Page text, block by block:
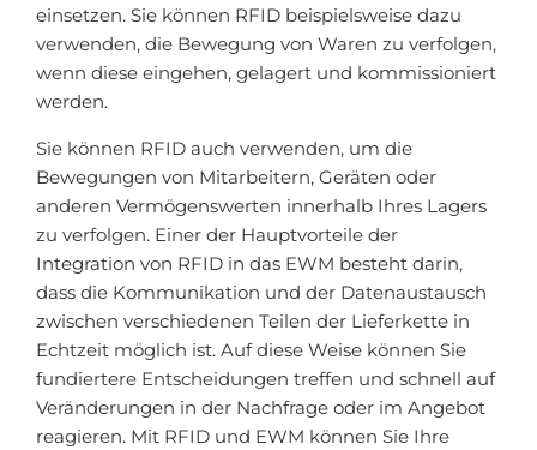
einsetzen. Sie können RFID beispielsweise dazu
verwenden, die Bewegung von Waren zu verfolgen,
wenn diese eingehen, gelagert und kommissioniert
werden.
Sie können RFID auch verwenden, um die
Bewegungen von Mitarbeitern, Geräten oder
anderen Vermögenswerten innerhalb Ihres Lagers
zu verfolgen. Einer der Hauptvorteile der
Integration von RFID in das EWM besteht darin,
dass die Kommunikation und der Datenaustausch
zwischen verschiedenen Teilen der Lieferkette in
Echtzeit möglich ist. Auf diese Weise können Sie
fundiertere Entscheidungen treffen und schnell auf
Veränderungen in der Nachfrage oder im Angebot
reagieren. Mit RFID und EWM können Sie Ihre